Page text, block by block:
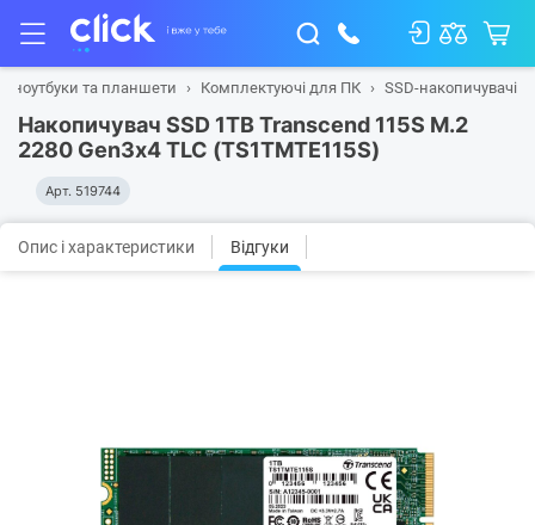
ноутбуки та планшети Комплектуючі для ПК SSD-накопичувачі
Накопичувач SSD 1TB Transcend 115S M.2
2280 Gen3x4 TLC (TS1TMTE115S)
Арт. 519744
Опис і характеристики Відгуки